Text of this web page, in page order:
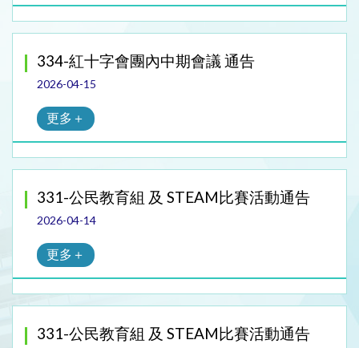
334-紅十字會團內中期會議 通告
2026-04-15
更多＋
331-公民教育組 及 STEAM比賽活動通告
2026-04-14
更多＋
331-公民教育組 及 STEAM比賽活動通告